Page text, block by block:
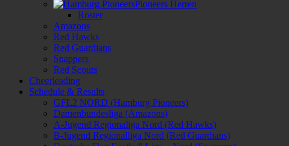
Pioneers Herren
Roster
Amazons
Red Hawks
Red Guardians
Snappers
Red Scouts
Cheerleading
Schedule & Results
GFL2 NORD (Hamburg Pioneers)
Damenbundesliga (Amazons)
A-Jugend Regionaliga Nord (Red Hawks)
B-Jugend Regionalliga Nord (Red Guardians)